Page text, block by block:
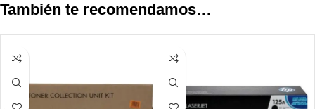
También te recomendamos…